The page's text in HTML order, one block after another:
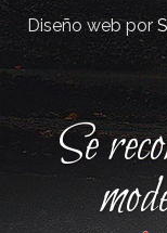
Diseño web por
Se